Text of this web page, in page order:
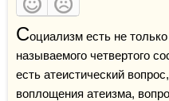
Социализм есть не
называемого четвертого
есть атеистический
воплощения атеизма,